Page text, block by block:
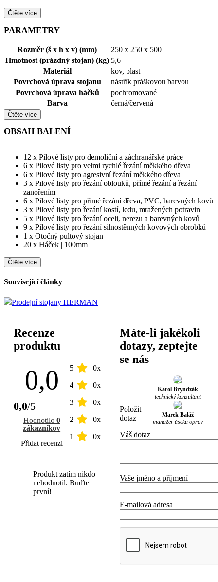
Čtěte více
PARAMETRY
Rozměr (š x h x v) (mm)
250 x 250 x 500
Hmotnost (prázdný stojan) (kg) 5,6
Materiál
kov, plast
Povrchová úprava stojanu
nástřik práškovou barvou
Povrchová úprava háčků
pochromované
Barva
černá/červená
Čtěte více
OBSAH BALENÍ
12 x Pilové listy pro demoliční a záchranářské práce
6 x Pilové listy pro velmi rychlé řezání měkkého dřeva
6 x Pilové listy pro agresivní řezání měkkého dřeva
3 x Pilové listy pro řezání oblouků, přímé řezání a řezání
zanořením
6 x Pilové listy pro přímé řezání dřeva, PVC, barevných kovů
3 x Pilové listy pro řezání kostí, ledu, mražených potravin
5 x Pilové listy pro řezání oceli, nerezu a barevných kovů
9 x Pilové listy pro řezání silnostěnných kovových obrobků
1 x Otočný pultový stojan
20 x Háček | 100mm
Čtěte více
Související články
Prodejní stojany HERMAN
Recenze
produktu
0,0
0,0/5
Hodnotilo 0
zákazníkov
Přidat recenzi
5 0x
4 0x
3 0x
2 0x
1 0x
Produkt zatím nikdo
nehodnotil. Buďte
první!
Máte-li jakékoli
dotazy, zeptejte
se nás
Karol Bryndzák
technický konzultant
Marek Baláž
manažer úseku oprav
Položit
dotaz
Váš dotaz
Vaše jméno a příjmení
E-mailová adresa